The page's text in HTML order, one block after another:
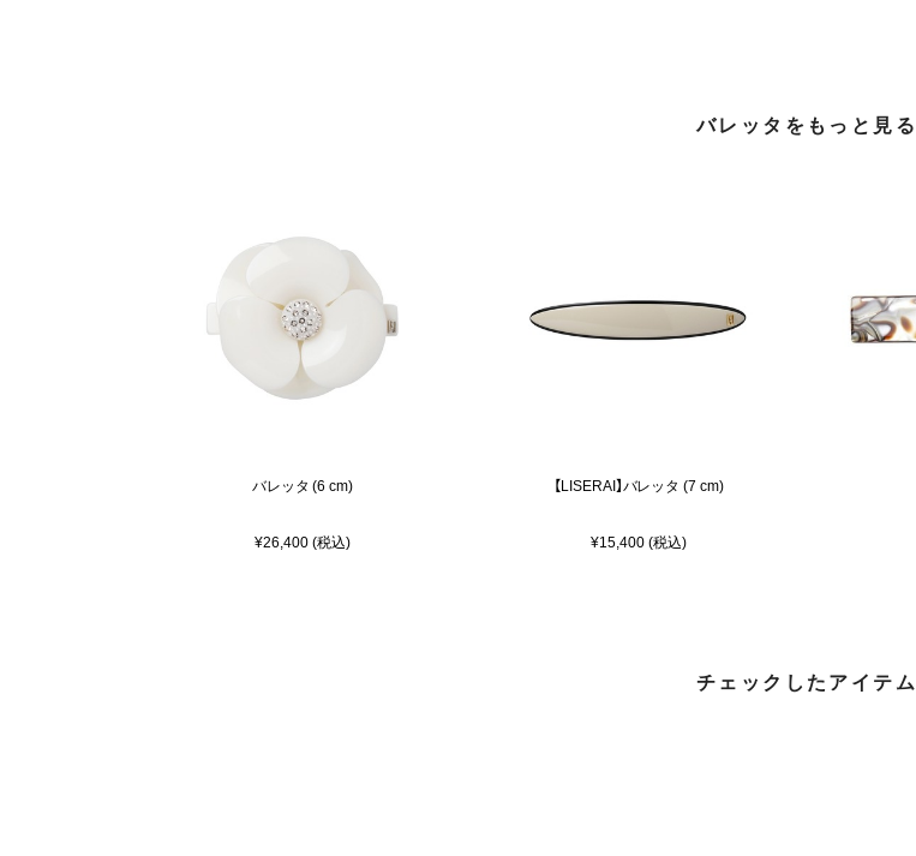
バレッタをもっと見る
バレッタ (6 cm)
¥26,400 (税込)
【LISERAI】バレッタ (7 cm)
¥15,400 (税込)
チェックしたアイテム